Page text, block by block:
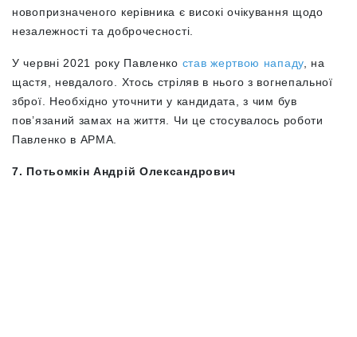
новопризначеного керівника є високі очікування щодо
незалежності та доброчесності.
У червні 2021 року Павленко став жертвою нападу, на
щастя, невдалого. Хтось стріляв в нього з вогнепальної
зброї. Необхідно уточнити у кандидата, з чим був
пов’язаний замах на життя. Чи це стосувалось роботи
Павленко в АРМА.
7. Потьомкін Андрій Олександрович